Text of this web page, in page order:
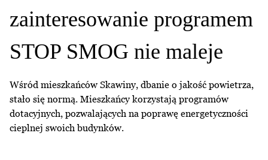
zainteresowanie programem
STOP SMOG nie maleje
Wśród mieszkańców Skawiny, dbanie o jakość powietrza,
stało się normą. Mieszkańcy korzystają programów
dotacyjnych, pozwalających na poprawę energetyczności
cieplnej swoich budynków.